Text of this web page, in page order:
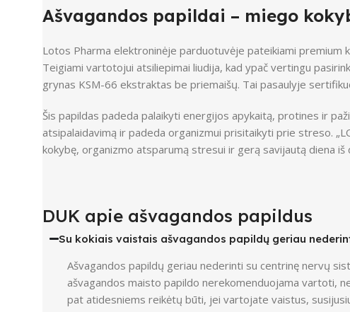
Ašvagandos papildai – miego
Lotos Pharma elektroninėje parduotuvėje pateikiami premium
Teigiami vartotojui atsiliepimai liudija, kad ypač vertingu
grynas KSM-66 ekstraktas be priemaišų. Tai pasaulyje
Šis papildas padeda palaikyti energijos apykaitą, protines ir
atsipalaidavimą ir padeda organizmui prisitaikyti prie streso.
kokybę, organizmo atsparumą stresui ir gerą savijautą diena
DUK apie ašvagandos papildus
Su kokiais vaistais ašvagandos papildų geriau
Ašvagandos papildų geriau nederinti su centrinę nervų
ašvagandos maisto papildo nerekomenduojama vartoti,
pat atidesniems reikėtų būti, jei vartojate vaistus,